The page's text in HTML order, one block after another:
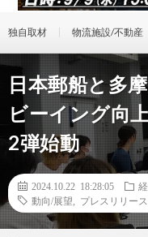
独自取材 物流施設/不動産
日本郵船と多
ビーイング向
2弾始動
2024.10.22 18:28:05
動向/展望
プレスリリー